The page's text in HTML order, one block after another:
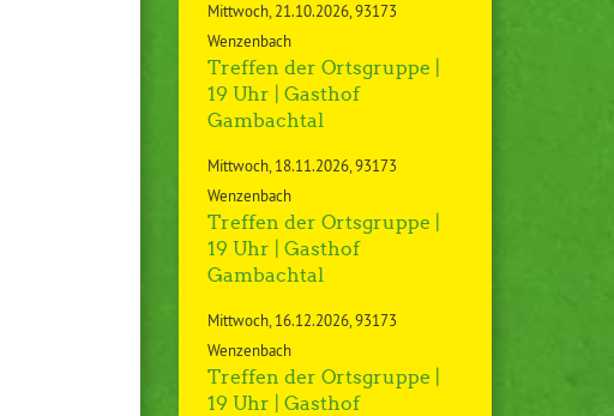
Mittwoch 21.10.2026 93173
Wenzenbach
Treffen der Ortsgruppe |
19 Uhr | Gasthof
Gambachtal
Mittwoch 18.11.2026 93173
Wenzenbach
Treffen der Ortsgruppe |
19 Uhr | Gasthof
Gambachtal
Mittwoch 16.12.2026 93173
Wenzenbach
Treffen der Ortsgruppe |
19 Uhr | Gasthof